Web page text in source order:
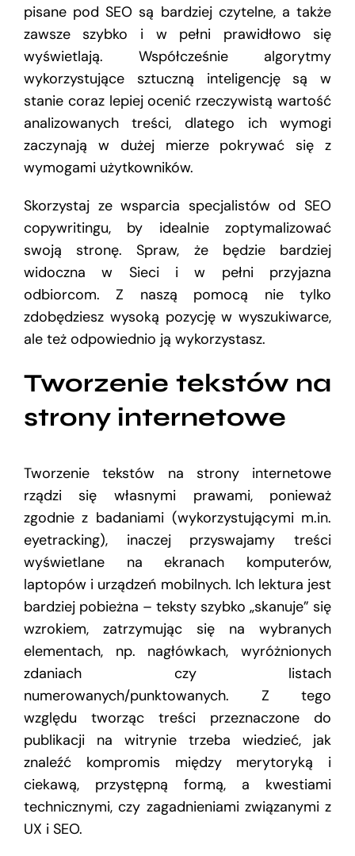
pisane pod SEO są bardziej czytelne, a także
zawsze szybko i w pełni prawidłowo się
wyświetlają. Współcześnie algorytmy
wykorzystujące sztuczną inteligencję są w
stanie coraz lepiej ocenić rzeczywistą wartość
analizowanych treści, dlatego ich wymogi
zaczynają w dużej mierze pokrywać się z
wymogami użytkowników.
Skorzystaj ze wsparcia specjalistów od SEO
copywritingu, by idealnie zoptymalizować
swoją stronę. Spraw, że będzie bardziej
widoczna w Sieci i w pełni przyjazna
odbiorcom. Z naszą pomocą nie tylko
zdobędziesz wysoką pozycję w wyszukiwarce,
ale też odpowiednio ją wykorzystasz.
Tworzenie tekstów na
strony internetowe
Tworzenie tekstów na strony internetowe
rządzi się własnymi prawami, ponieważ
zgodnie z badaniami (wykorzystującymi m.in.
eyetracking), inaczej przyswajamy treści
wyświetlane na ekranach komputerów,
laptopów i urządzeń mobilnych. Ich lektura jest
bardziej pobieżna – teksty szybko „skanuje” się
wzrokiem, zatrzymując się na wybranych
elementach, np. nagłówkach, wyróżnionych
zdaniach czy listach
numerowanych/punktowanych. Z tego
względu tworząc treści przeznaczone do
publikacji na witrynie trzeba wiedzieć, jak
znaleźć kompromis między merytoryką i
ciekawą, przystępną formą, a kwestiami
technicznymi, czy zagadnieniami związanymi z
UX i SEO.